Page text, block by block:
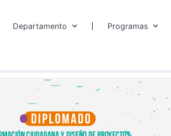
Departamento Programas